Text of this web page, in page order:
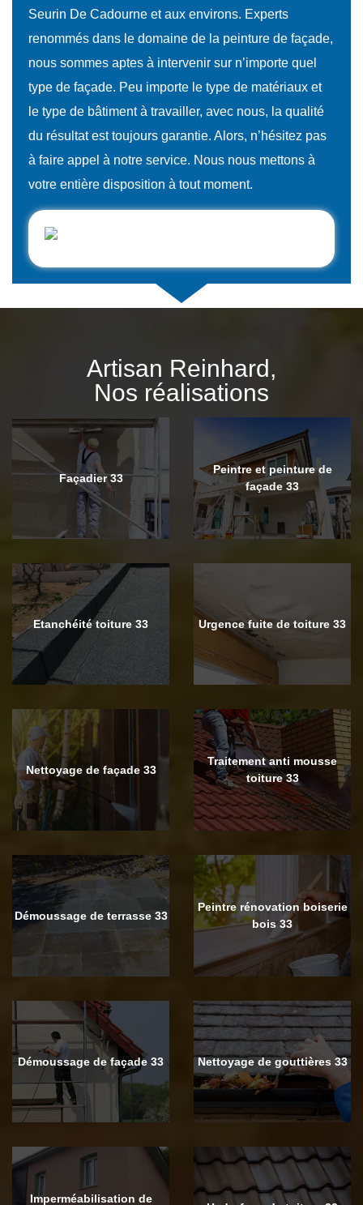
Seurin De Cadourne et aux environs. Experts
renommés dans le domaine de la peinture de façade,
nous sommes aptes à intervenir sur n’importe quel
type de façade. Peu importe le type de matériaux et
le type de bâtiment à travailler, avec nous, la qualité
du résultat est toujours garantie. Alors, n’hésitez pas
à faire appel à notre service. Nous nous mettons à
votre entière disposition à tout moment.
Artisan Reinhard,
Nos réalisations
Façadier 33
Peintre et peinture de
façade 33
Etanchéité toiture 33 Urgence fuite de toiture 33
Nettoyage de façade 33
Traitement anti mousse
toiture 33
Démoussage de terrasse 33
Peintre rénovation boiserie
bois 33
Démoussage de façade 33 Nettoyage de gouttières 33
Imperméabilisation de